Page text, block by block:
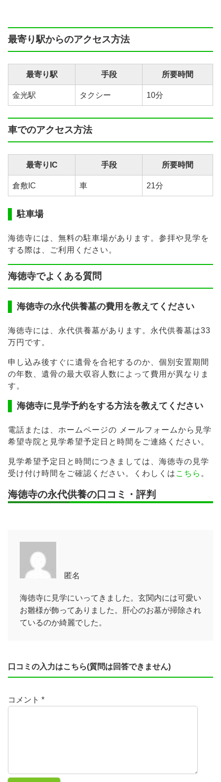
最寄り駅からのアクセス方法
最寄り駅 手段 所要時間
金光駅 タクシー 10分
車でのアクセス方法
最寄りIC 手段 所要時間
倉敷IC 車 21分
駐車場
海徳寺には、無料の駐車場があります。参拝や見学を
する際は、ご利用ください。
海徳寺でよくある質問
海徳寺の永代供養墓の費用を教えてください
海徳寺には、永代供養墓があります。永代供養墓は33
万円です。
申し込み後すぐに遺骨を合祀するのか、個別安置期間
の年数、遺骨の最大収容人数によって費用が異なりま
す。
海徳寺に見学予約をする方法を教えてください
電話または、ホームページの メールフォームから見学
希望寺院と見学希望予定日と時間をご連絡ください。
見学希望予定日と時間につきましては、海徳寺の見学
受け付け時間をご確認ください。くわしくは こちら 。
海徳寺の永代供養の口コミ・評判
匿名
海徳寺に見学にいってきました。玄関内には可愛い
お雛様が飾ってありました。肝心のお墓が掃除され
ているのか綺麗でした。
口コミの入力はこちら(質問は回答できません)
コメント *